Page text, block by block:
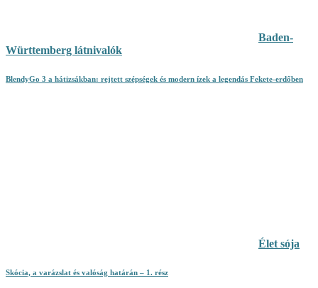
Baden-
Württemberg látnivalók
BlendyGo 3 a hátizsákban: rejtett szépségek és modern ízek a legendás Fekete-erdőben
Élet sója
Skócia, a varázslat és valóság határán – 1. rész